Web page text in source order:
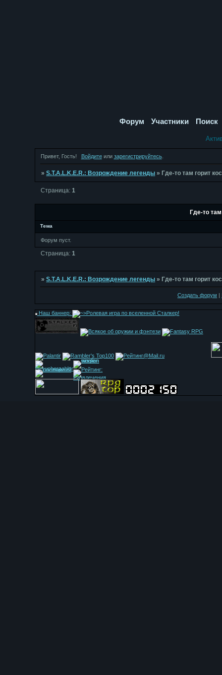
Форум Участники Поиск
Привет, Гость! Войдитеили зарегистрируйтесь.
»S.T.A.L.K.E.R.: Возрождение легенды » Где-то там горит
Где-то
Страница:1
Тема
Форум пуст.
Страница: 1
»S.T.A.L.K.E.R.: Возрождение легенды » Где-то там горит
Создать форум |
Наш баннер: